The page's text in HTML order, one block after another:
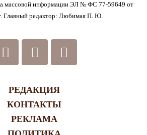
массовой информации ЭЛ № ФС 77-59649 от
Главный редактор: Любимая П. Ю.
РЕДАКЦИЯ
КОНТАКТЫ
РЕКЛАМА